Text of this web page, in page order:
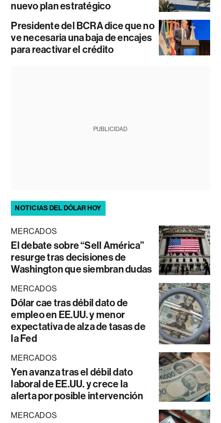
nuevo plan estratégico
Presidente del BCRA dice que no
ve necesaria una baja de encajes
para reactivar el crédito
PUBLICIDAD
NOTICIAS DEL DÓLAR HOY
MERCADOS
El debate sobre “Sell América”
resurge tras decisiones de
Washington que siembran dudas
MERCADOS
Dólar cae tras débil dato de
empleo en EE.UU. y menor
expectativa de alza de tasas de
la Fed
MERCADOS
Yen avanza tras el débil dato
laboral de EE.UU. y crece la
alerta por posible intervención
MERCADOS